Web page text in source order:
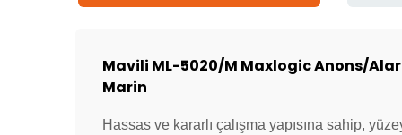
Mavili ML-5020/M Maxlogic Anons/
Marin
Hassas ve kararlı çalışma yapısına sahip,